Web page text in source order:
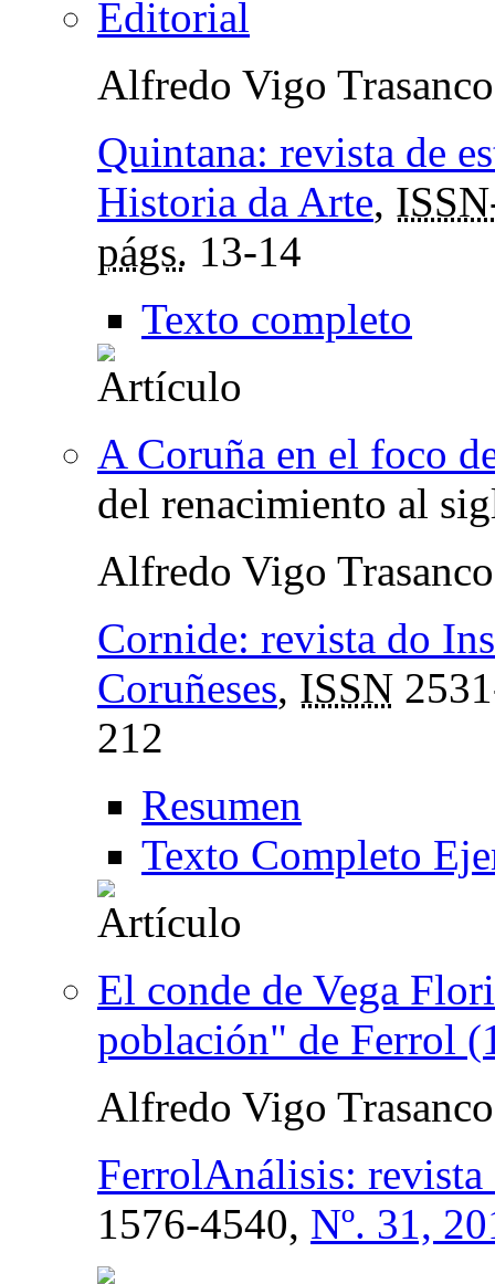
Editorial
Alfredo Vigo
Quintana: revista de
Historia da Arte,
págs. 13-14
Texto completo
A Coruña en el foco
del renacimiento al
Alfredo Vigo
Cornide: revista do
Coruñeses, ISSN
212
Resumen
Texto Completo
El conde de Vega
población" de Ferrol
Alfredo Vigo
FerrolAnálisis: revista
1576-4540, Nº. 31,